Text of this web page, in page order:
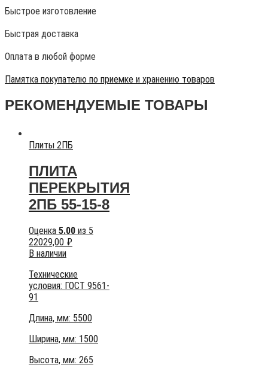
Быстрое изготовление
Быстрая доставка
Оплата в любой форме
Памятка покупателю по приемке и хранению товаров
РЕКОМЕНДУЕМЫЕ ТОВАРЫ
Плиты 2ПБ
ПЛИТА
ПЕРЕКРЫТИЯ
2ПБ 55-15-8
Оценка 5.00 из 5
22029,00 ₽
В наличии
Технические
условия: ГОСТ 9561-
91
Длина, мм: 5500
Ширина, мм: 1500
Высота, мм: 265